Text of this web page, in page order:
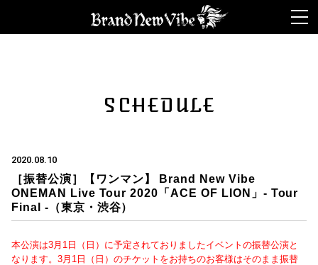
オンカジ スロット
ノ
オンラインカジノ 出金早い
SCHEDULE
2020.08.10
［振替公演］【ワンマン】 Brand New Vibe
ONEMAN Live Tour 2020「ACE OF LION」- Tour
Final -（東京・渋谷）
本公演は3月1日（日）に予定されておりましたイベントの振替公演と
なります。3月1日（日）のチケットをお持ちのお客様はそのまま振替